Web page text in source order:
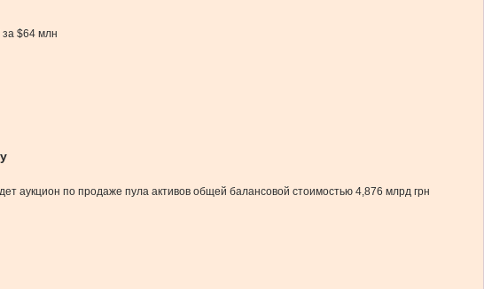
за $64 млн
аукцион по продаже пула активов общей балансовой стоимостью 4,876 млрд грн